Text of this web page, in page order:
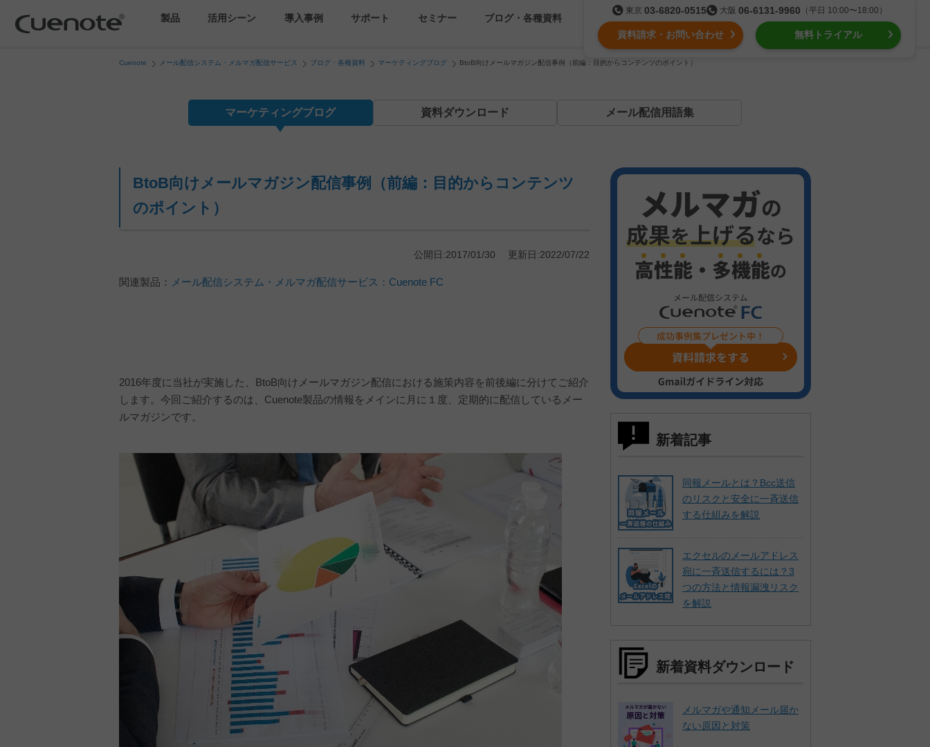
製品
メール配信システム
SMS配信サービス 認証サービス
緊急参集・安否確認 SNSプロモーション支援事業
（当社グループ企業）
活用シーン 導入事例 サポート セミナー ブログ・各種資料
資料請求・お問い合わせ 無料トライアル
東京 03-6820-0515 大阪 06-6131-9960 （平日 10:00〜18:00）
Cuenote メール配信システム・メルマガ配信サービス ブログ・各種資料 マーケティングブログ BtoB向けメールマガジン配信事例（前編：目的からコンテンツのポイント）
マーケティングブログ 資料ダウンロード メール配信用語集
BtoB向けメールマガジン配信事例（前編：目的からコンテンツ
のポイント）
公開日:2017/01/30 更新日:2022/07/22
関連製品： メール配信システム・メルマガ配信サービス：Cuenote FC
2016年度に当社が実施した、BtoB向けメールマガジン配信における施策内容を前後編に分けてご紹介
します。今回ご紹介するのは、Cuenote製品の情報をメインに月に１度、定期的に配信しているメー
ルマガジンです。
新着記事
同報メールとは？Bcc送信
のリスクと安全に一斉送信
する仕組みを解説
エクセルのメールアドレス
宛に一斉送信するには？3
つの方法と情報漏洩リスク
を解説
新着資料ダウンロード
メルマガや通知メール届か
ない原因と対策